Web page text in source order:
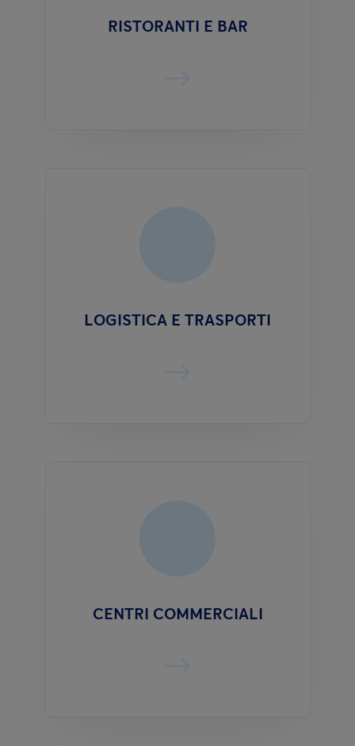
RISTORANTI E BAR
LOGISTICA E TRASPORTI
CENTRI COMMERCIALI